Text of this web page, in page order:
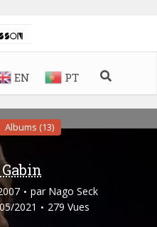
EN PT
Albums (13)
par Nago Seck
2021
279 Vues